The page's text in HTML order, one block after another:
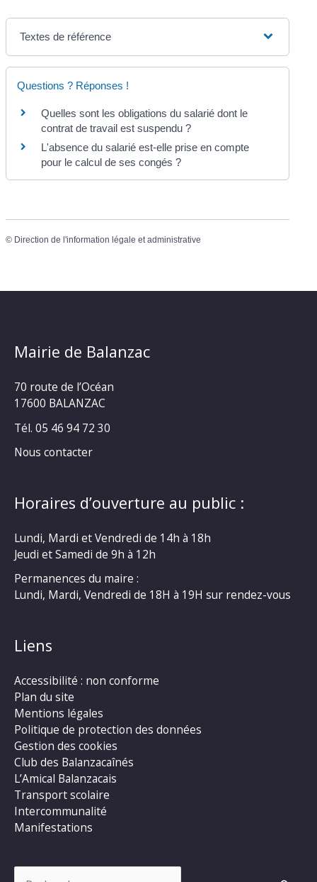
Textes de référence
Questions ? Réponses !
Quelles sont les obligations du salarié dont le
contrat de travail est suspendu ?
L'absence du salarié est-elle prise en compte
pour le calcul de ses congés ?
© Direction de l'information légale et administrative
Mairie de Balanzac
70 route de l’Océan
17600 BALANZAC
Tél. 05 46 94 72 30
Nous contacter
Horaires d’ouverture au public :
Lundi, Mardi et Vendredi de 14h à 18h
Jeudi et Samedi de 9h à 12h
Permanences du maire :
Lundi, Mardi, Vendredi de 18H à 19H sur rendez-vous
Liens
Accessibilité : non conforme
Plan du site
Mentions légales
Politique de protection des données
Gestion des cookies
Club des Balanzacaînés
L’Amical Balanzacais
Transport scolaire
Intercommunalité
Manifestations